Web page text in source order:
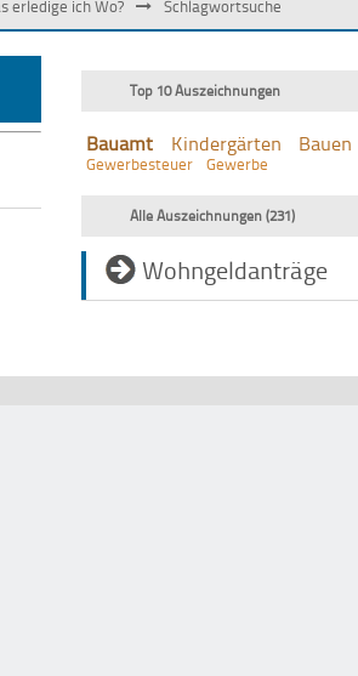
erledige ich Wo? Schlagwortsuche
Top 10 Auszeichnungen
Bauamt Kindergärten Bauen
Gewerbesteuer
Gewerbe
Alle Auszeichnungen (231)
Wohngeldanträge